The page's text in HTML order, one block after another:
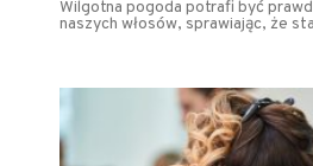
Wilgotna pogoda potrafi być
naszych włosów, sprawiając, że